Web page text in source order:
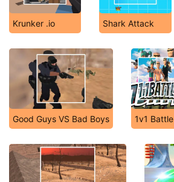
Krunker .io Shark Attack
Good Guys VS Bad Boys 1v1 Battle